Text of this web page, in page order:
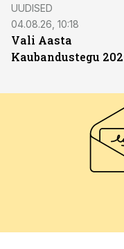
UUDISED
04.08.26, 10:18
Vali Aasta
Kaubandustegu